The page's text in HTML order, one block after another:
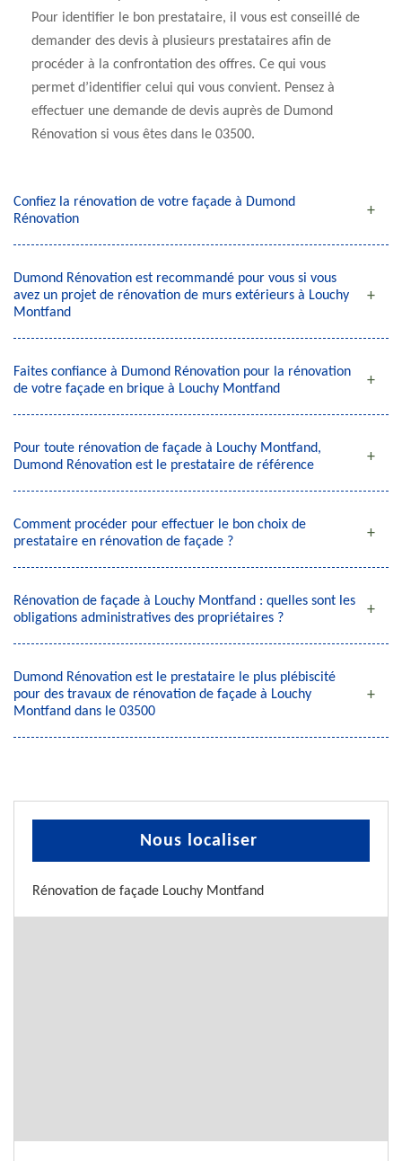
Pour identifier le bon prestataire, il vous est conseillé de
demander des devis à plusieurs prestataires afin de
procéder à la confrontation des offres. Ce qui vous
permet d’identifier celui qui vous convient. Pensez à
effectuer une demande de devis auprès de Dumond
Rénovation si vous êtes dans le 03500.
Confiez la rénovation de votre façade à Dumond
Rénovation
Dumond Rénovation est recommandé pour vous si vous
avez un projet de rénovation de murs extérieurs à Louchy
Montfand
Faites confiance à Dumond Rénovation pour la rénovation
de votre façade en brique à Louchy Montfand
Pour toute rénovation de façade à Louchy Montfand,
Dumond Rénovation est le prestataire de référence
Comment procéder pour effectuer le bon choix de
prestataire en rénovation de façade ?
Rénovation de façade à Louchy Montfand : quelles sont les
obligations administratives des propriétaires ?
Dumond Rénovation est le prestataire le plus plébiscité
pour des travaux de rénovation de façade à Louchy
Montfand dans le 03500
Nous localiser
Rénovation de façade Louchy Montfand